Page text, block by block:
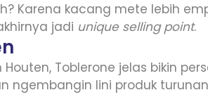
Karena kacang mete lebih
jadi unique selling point.
Toblerone jelas bikin
ngembangin lini produk